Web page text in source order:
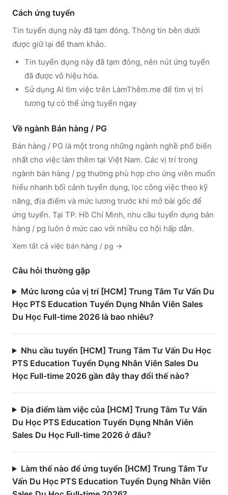
Cách ứng tuyển
Tin tuyển dụng này đã tạm đóng. Thông tin bên dưới
được giữ lại để tham khảo.
Tin tuyển dụng này đã tạm đóng, nên nút ứng tuyển
đã được vô hiệu hóa.
Sử dụng AI tìm việc trên LàmThêm.me để tìm vị trí
tương tự có thể ứng tuyển ngay
Về ngành Bán hàng / PG
Bán hàng / PG là một trong những ngành nghề phổ biến
nhất cho việc làm thêm tại Việt Nam. Các vị trí trong
ngành bán hàng / pg thường phù hợp cho ứng viên muốn
hiểu nhanh bối cảnh tuyển dụng, lọc công việc theo kỹ
năng, địa điểm và mức lương trước khi mở bài gốc để
ứng tuyển. Tại TP. Hồ Chí Minh, nhu cầu tuyển dụng bán
hàng / pg luôn ở mức cao với nhiều cơ hội hấp dẫn.
Xem tất cả việc bán hàng / pg →
Câu hỏi thường gặp
Mức lương của vị trí [HCM] Trung Tâm Tư Vấn Du
Học PTS Education Tuyển Dụng Nhân Viên Sales
Du Học Full-time 2026 là bao nhiêu?
Nhu cầu tuyển [HCM] Trung Tâm Tư Vấn Du Học
PTS Education Tuyển Dụng Nhân Viên Sales Du
Học Full-time 2026 gần đây thay đổi thế nào?
Địa điểm làm việc của [HCM] Trung Tâm Tư Vấn
Du Học PTS Education Tuyển Dụng Nhân Viên
Sales Du Học Full-time 2026 ở đâu?
Làm thế nào để ứng tuyển [HCM] Trung Tâm Tư
Vấn Du Học PTS Education Tuyển Dụng Nhân Viên